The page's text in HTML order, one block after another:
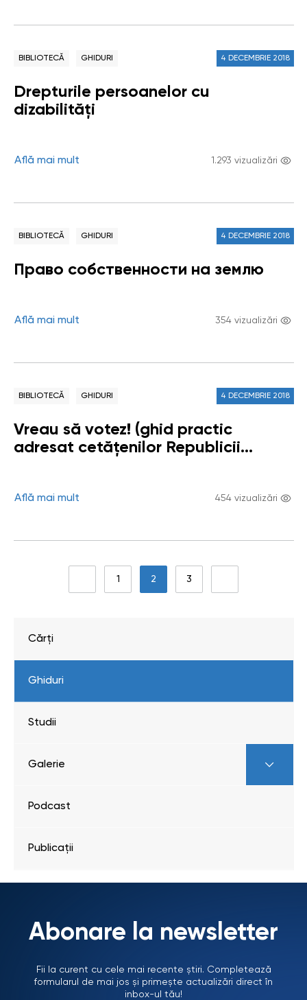
BIBLIOTECĂ GHIDURI 4 DECEMBRIE 2018
Drepturile persoanelor cu
dizabilități
Află mai mult 1.293 vizualizări
BIBLIOTECĂ GHIDURI 4 DECEMBRIE 2018
Право собственности на землю
Află mai mult 354 vizualizări
BIBLIOTECĂ GHIDURI 4 DECEMBRIE 2018
Vreau să votez! (ghid practic
adresat cetățenilor Republicii
Află mai mult 454 vizualizări
1 2 3
Cărți
Ghiduri
Studii
Galerie
Podcast
Publicații
Abonare la newsletter
Fii la curent cu cele mai recente știri. Completează
formularul de mai jos și primește actualizări direct în
inbox-ul tău!